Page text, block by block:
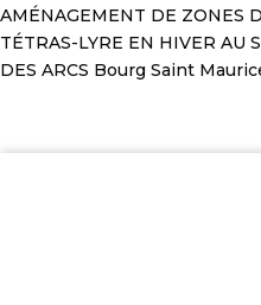
AMÉNAGEMENT DE ZONES
TÉTRAS-LYRE EN HIVER AU
DES ARCS Bourg Saint